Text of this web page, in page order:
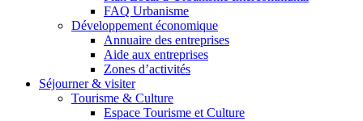
FAQ Urbanisme
Développement économique
Annuaire des entreprises
Aide aux entreprises
Zones d’activités
Séjourner & visiter
Tourisme & Culture
Espace Tourisme et Culture